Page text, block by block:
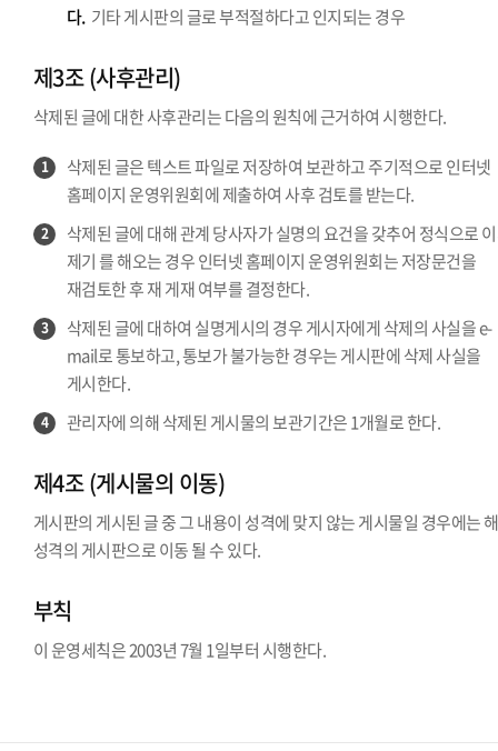
다. 기타 게시판의 글로 부적절하다고 인지되는 경우
제3조 (사후관리)
삭제된 글에 대한 사후관리는 다음의 원칙에 근거하여 시행한다.
1
삭제된 글은 텍스트 파일로 저장하여 보관하고 주기적으로 인터넷
홈페이지 운영위원회에 제출하여 사후 검토를 받는다.
2
삭제된 글에 대해 관계 당사자가 실명의 요건을 갖추어 정식으로
제기 를 해오는 경우 인터넷 홈페이지 운영위원회는 저장문건을
재검토한 후 재 게재 여부를 결정한다.
3
삭제된 글에 대하여 실명게시의 경우 게시자에게 삭제의 사실을 e-
mail로 통보하고, 통보가 불가능한 경우는 게시판에 삭제 사실을
게시한다.
4 관리자에 의해 삭제된 게시물의 보관기간은 1개월로 한다.
제4조 (게시물의 이동)
게시판의 게시된 글 중 그 내용이 성격에 맞지 않는 게시물일 경우에는
성격의 게시판으로 이동 될 수 있다.
부칙
이 운영세칙은 2003년 7월 1일부터 시행한다.